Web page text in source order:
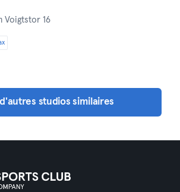
Voigtstor 16
studios similaires